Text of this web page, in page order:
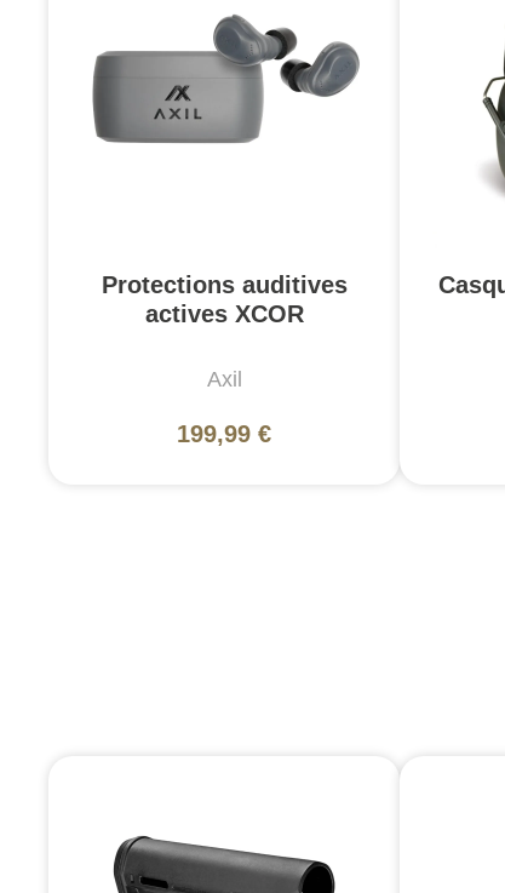
Protections auditives
actives XCOR
Axil
199,99 €